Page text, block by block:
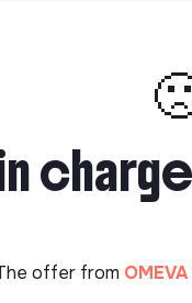
offer from OMEVA